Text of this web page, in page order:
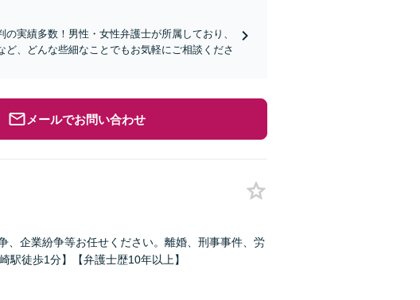
実績多数！男性・女性弁護士が所属しており、
、どんな些細なことでもお気軽にご相談くださ
メールでお問い合わせ
、企業紛争等お任せください。離婚、刑事事件、労
駅徒歩1分】【弁護士歴10年以上】